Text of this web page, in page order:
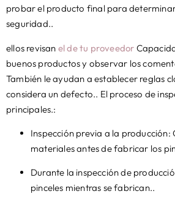
probar el producto final para determinar
seguridad..
ellos revisan el de tu proveedor
buenos productos y observar los
También le ayudan a establecer reglas
considera un defecto.. El proceso de
principales.:
Inspección previa a la producción:
materiales antes de fabricar los
Durante la inspección de
pinceles mientras se fabrican..